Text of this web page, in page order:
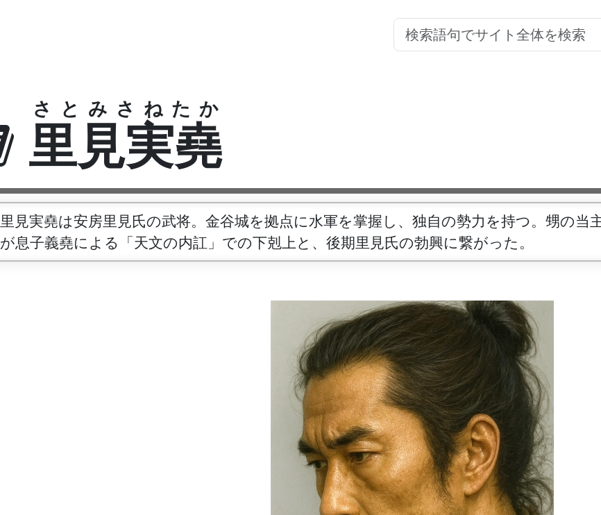
里見実堯
さとみさねたか
里見実堯は安房里見氏の武将。金谷城を拠点に水軍を掌握し、独自の勢力を持つ。甥の当
が息子義堯による「天文の内訌」での下剋上と、後期里見氏の勃興に繋がった。